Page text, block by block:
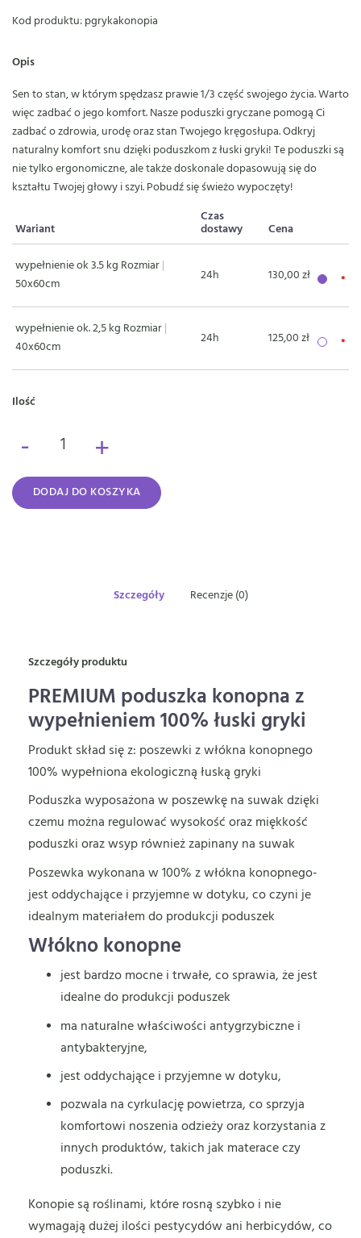
Kod produktu: pgrykakonopia
Opis
Sen to stan, w którym spędzasz prawie 1/3 część swojego życia. Warto
więc zadbać o jego komfort. Nasze poduszki gryczane pomogą Ci
zadbać o zdrowia, urodę oraz stan Twojego kręgosłupa. Odkryj
naturalny komfort snu dzięki poduszkom z łuski gryki! Te poduszki są
nie tylko ergonomiczne, ale także doskonale dopasowują się do
kształtu Twojej głowy i szyi. Pobudź się świeżo wypoczęty!
Wariant
Czas
dostawy
Cena
wypełnienie ok 3.5 kg Rozmiar|
50x60cm
24h 130,00 zł
wypełnienie ok. 2,5 kg Rozmiar|
40x60cm
24h 125,00 zł
Ilość
- +
DODAJ DO KOSZYKA
Szczegóły Recenzje (0)
Szczegóły produktu
PREMIUM poduszka konopna z
wypełnieniem 100% łuski gryki
Produkt skład się z: poszewki z włókna konopnego
100% wypełniona ekologiczną łuską gryki
Poduszka wyposażona w poszewkę na suwak dzięki
czemu można regulować wysokość oraz miękkość
poduszki oraz wsyp również zapinany na suwak
Poszewka wykonana w 100% z włókna konopnego-
jest oddychające i przyjemne w dotyku, co czyni je
idealnym materiałem do produkcji poduszek
Włókno konopne
jest bardzo mocne i trwałe, co sprawia, że jest
idealne do produkcji poduszek
ma naturalne właściwości antygrzybiczne i
antybakteryjne,
jest oddychające i przyjemne w dotyku,
pozwala na cyrkulację powietrza, co sprzyja
komfortowi noszenia odzieży oraz korzystania z
innych produktów, takich jak materace czy
poduszki.
Konopie są roślinami, które rosną szybko i nie
wymagają dużej ilości pestycydów ani herbicydów, co